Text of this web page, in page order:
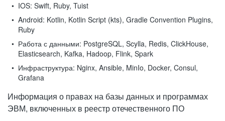
IOS: Swift, Ruby, Tuist
Android: Kotlin, Kotlin Script (kts), Gradle Convention Plugins,
Ruby
Работа с данными: PostgreSQL, Scylla, Redis, ClickHouse,
Elasticsearch, Kafka, Hadoop, Flink, Spark
Инфраструктура: Nginx, Ansible, MinIo, Docker, Consul,
Grafana
Информация о правах на базы данных и программах
ЭВМ, включенных в реестр отечественного ПО